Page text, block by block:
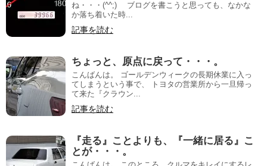
ね・・・(^^;)ゞ ブログを書こうと思っても、なかな
か落ち着いた時...
記事を読む
ちょっと、原点に戻って・・・。
こんばんは。 ゴールデンウィークの長期休業に入っ
てしまうという事で、 トヨタの営業所から一旦帰っ
て来た『クラウン...
記事を読む
『走る』ことよりも、『一緒に居る』こ
とが・・・。